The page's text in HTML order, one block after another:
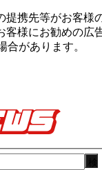
提携先等がお客様
客様にお勧めの広
合があります。